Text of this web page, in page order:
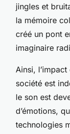
jingles et
la mémoire
créé un pont
imaginaire
Ainsi,
société est
le son est
d’émotions,
technologies